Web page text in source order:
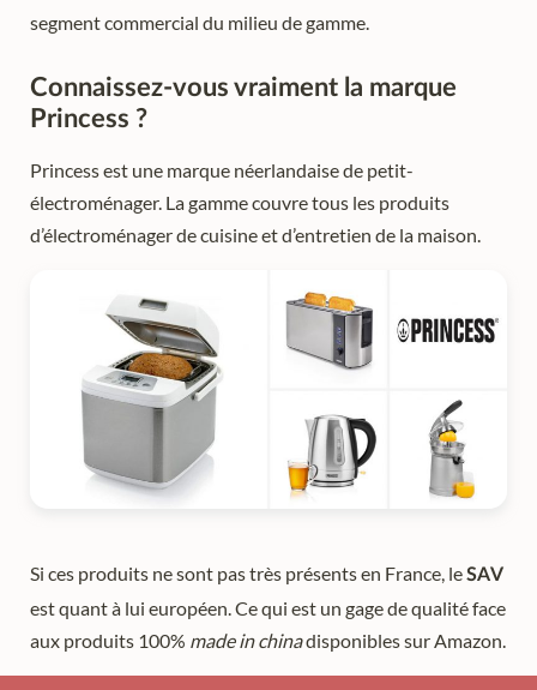
segment commercial du milieu de gamme.
Connaissez-vous vraiment la marque
Princess ?
Princess est une marque néerlandaise de petit-
électroménager. La gamme couvre tous les produits
d’électroménager de cuisine et d’entretien de la maison.
Si ces produits ne sont pas très présents en France, leSAV
est quant à lui européen. Ce qui est un gage de qualité face
aux produits 100% made in chinadisponibles sur Amazon.